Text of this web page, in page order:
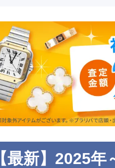
【最新】2025